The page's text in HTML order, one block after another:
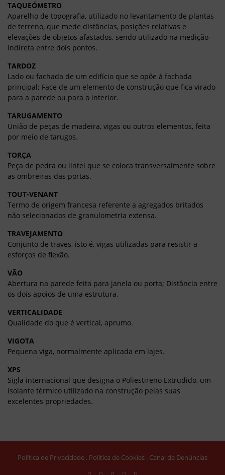
TAQUEÓMETRO
Aparelho de topografia, utilizado no levantamento de plantas
de terreno, que mede distâncias, posições relativas e
elevações de objetos afastados, sendo utilizado na medição
indireta entre dois pontos.
TARDOZ
Lado ou fachada de um edifício que se opõe à fachada
principal; Face de um elemento de construção que fica virado
para a parede ou para o interior.
TARUGAMENTO
União de peças de madeira, vigas ou outros elementos, feita
por meio de tarugos.
TORÇA
Peça de pedra ou lintel que se coloca transversalmente sobre
as ombreiras das portas.
TOUT-VENANT
Termo de origem francesa referente a agregados britados
não selecionados de granulometria extensa.
TRAVEJAMENTO
Conjunto de traves, isto é, vigas utilizadas para resistir a
esforços de flexão.
VÃO
Abertura na parede feita para janela ou porta; Distância entre
os dois apoios de uma estrutura.
VERTICALIDADE
Qualidade do que é vertical, aprumo.
VIGOTA
Pequena viga, normalmente aplicada em lajes.
XPS
Sigla internacional que designa o Poliestireno Extrudido, um
isolante térmico utilizado na construção pelas suas
excelentes propriedades.
Política de Privacidade Política de Cookies Canal de Denúncias